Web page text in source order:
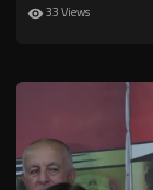
33 Views